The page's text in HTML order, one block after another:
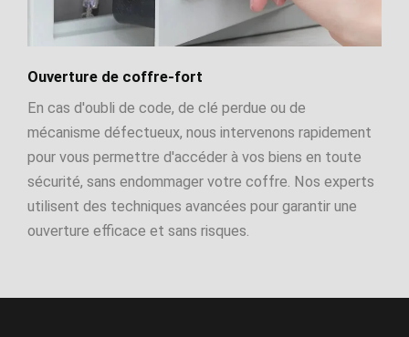
Ouverture de coffre-fort
En cas d'oubli de code, de clé perdue ou de
mécanisme défectueux, nous intervenons rapidement
pour vous permettre d'accéder à vos biens en toute
sécurité, sans endommager votre coffre. Nos experts
utilisent des techniques avancées pour garantir une
ouverture efficace et sans risques.